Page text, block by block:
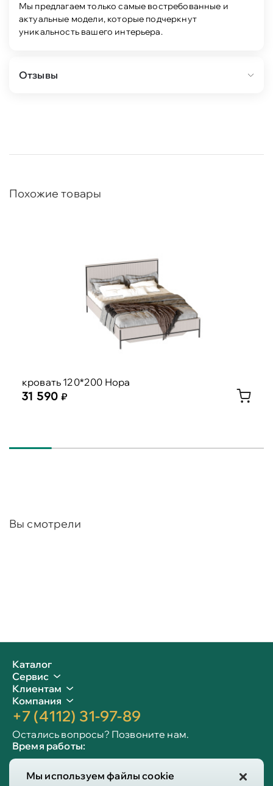
Мы используем файлы cookie
Мы предлагаем только самые востребованные и
актуальные модели, которые подчеркнут
уникальность вашего интерьера.
Отзывы
Похожие товары
кровать 120*200 Нора
31 590
Вы смотрели
Каталог
Сервис
Клиентам
Компания
+7 (4112) 31-97-89
Остались вопросы? Позвоните нам.
Время работы:
Сб-вс: 10:00 - 19:00